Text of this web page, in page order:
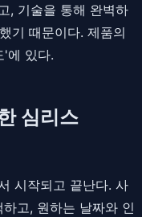
, 기술을 통해 완벽하
기 때문이다. 제품의
'에 있다.
심리스
시작되고 끝난다. 사
고, 원하는 날짜와 인